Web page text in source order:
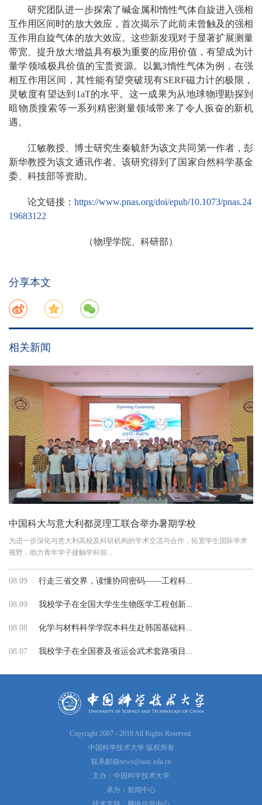
研究团队进一步探索了碱金属和惰性气体自旋进入强相
互作用区间时的放大效应，首次揭示了此前未曾触及的强相
互作用自旋气体的放大效应。这些新发现对于显著扩展测量
带宽、提升放大增益具有极为重要的应用价值，有望成为计
量学领域极具价值的宝贵资源。以氦3惰性气体为例，在强
相互作用区间，其性能有望突破现有SERF磁力计的极限，
灵敏度有望达到1aT的水平。这一成果为从地球物理勘探到
暗物质搜索等一系列精密测量领域带来了令人振奋的新机
遇。
江敏教授、博士研究生秦毓舒为该文共同第一作者，彭
新华教授为该文通讯作者。该研究得到了国家自然科学基金
委、科技部等资助。
论文链接： https://www.pnas.org/doi/epub/10.1073/pnas.24
19683122
（物理学院、科研部）
分享本文
相关新闻
中国科大与意大利都灵理工联合举办暑期学校
为进一步深化与意大利高校及科研机构的学术交流与合作，拓宽学生国际学术
视野，助力青年学子接触学科前...
08.09 行走三省交界，读懂协同密码——工程科...
08.09 我校学子在全国大学生生物医学工程创新...
08.08 化学与材料科学学院本科生赴韩国基础科...
08.07 我校学子在全国赛及省运会武术套路项目...
Copyright 2007 - 2018 All Rights Reserved.
中国科学技术大学 版权所有
联系邮箱news@ustc.edu.cn
主办：中国科学技术大学
承办：新闻中心